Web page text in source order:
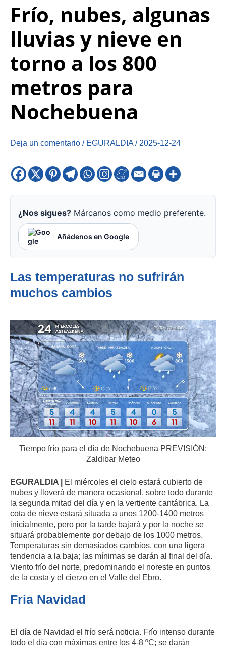
Frío, nubes, algunas
lluvias y nieve en
torno a los 800
metros para
Nochebuena
Deja un comentario / EGURALDIA / 2025-12-24
¿Nos sigues? Márcanos como medio preferente.
Añádenos en Google
Las temperaturas no sufrirán
muchos cambios
Tiempo frío para el día de Nochebuena PREVISIÓN:
Zaldibar Meteo
EGURALDIA |
El miércoles el cielo estará cubierto de
nubes y lloverá de manera ocasional, sobre todo durante
la segunda mitad del día y en la vertiente cantábrica. La
cota de nieve estará situada a unos 1200-1400 metros
inicialmente, pero por la tarde bajará y por la noche se
situará probablemente por debajo de los 1000 metros.
Temperaturas sin demasiados cambios, con una ligera
tendencia a la baja; las mínimas se darán al final del día.
Viento frío del norte, predominando el noreste en puntos
de la costa y el cierzo en el Valle del Ebro.
Fria Navidad
El día de Navidad el frío será noticia. Frío intenso durante
todo el día con máximas entre los 4-8 ºC; se darán